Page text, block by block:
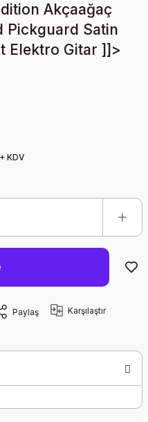
Akçaağaç
Pickguard Satin
Elektro Gitar ]]>
KDV
Paylaş Karşılaştır